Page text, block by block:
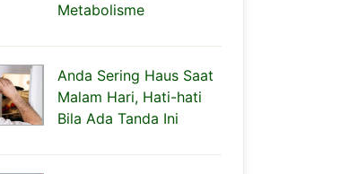
Metabolisme
Anda Sering Haus Saat
Malam Hari, Hati-hati
Bila Ada Tanda Ini